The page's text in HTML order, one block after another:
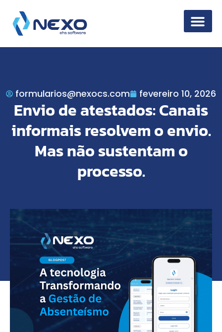
formularios@nexocs.com fevereiro 10, 2026
Envio de atestados: Canais
informais resolvem o envio.
Mas não sustentam o
processo.